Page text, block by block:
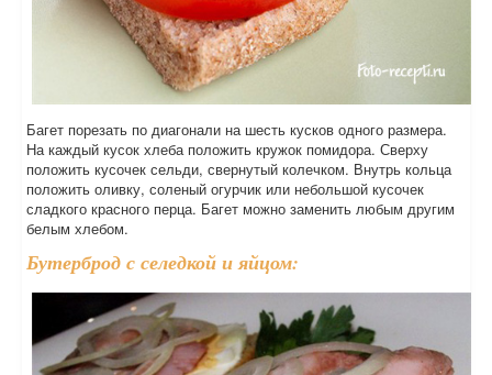
Багет порезать по диагонали на шесть кусков одного размера.
На каждый кусок хлеба положить кружок помидора. Сверху
положить кусочек сельди, свернутый колечком. Внутрь кольца
положить оливку, соленый огурчик или небольшой кусочек
сладкого красного перца. Багет можно заменить любым другим
белым хлебом.
Бутерброд с селедкой и яйцом: